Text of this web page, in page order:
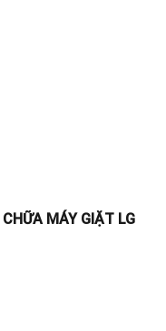
MÁY GIẶT LG